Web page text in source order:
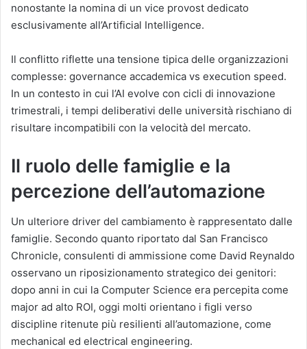
nonostante la nomina di un vice provost dedicato
esclusivamente all’Artificial Intelligence.
Il conflitto riflette una tensione tipica delle organizzazioni
complesse: governance accademica vs execution speed.
In un contesto in cui l’AI evolve con cicli di innovazione
trimestrali, i tempi deliberativi delle università rischiano di
risultare incompatibili con la velocità del mercato.
Il ruolo delle famiglie e la
percezione dell’automazione
Un ulteriore driver del cambiamento è rappresentato dalle
famiglie. Secondo quanto riportato dal San Francisco
Chronicle, consulenti di ammissione come David Reynaldo
osservano un riposizionamento strategico dei genitori:
dopo anni in cui la Computer Science era percepita come
major ad alto ROI, oggi molti orientano i figli verso
discipline ritenute più resilienti all’automazione, come
mechanical ed electrical engineering.